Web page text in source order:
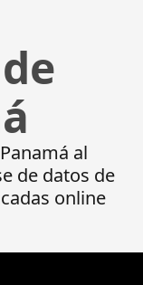
al
de datos de
online